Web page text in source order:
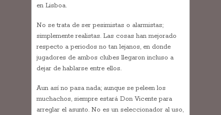
en Lisboa.
No se trata de ser pesimistas o alarmistas;
simplemente realistas. Las cosas han mejorado
respecto a periodos no tan lejanos, en donde
jugadores de ambos clubes llegaron incluso a
dejar de hablarse entre ellos.
Aun así no pasa nada; aunque se peleen los
muchachos, siempre estará Don Vicente para
arreglar el asunto. No es un seleccionador al uso,